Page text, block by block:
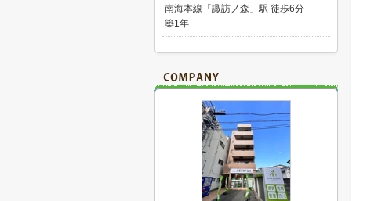
南海本線「諏訪ノ森」駅 徒歩6分
築1年